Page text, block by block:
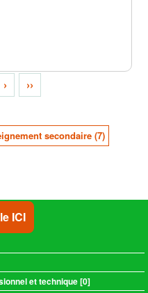
› ››
secondaire (7)
ICI
et technique [0]